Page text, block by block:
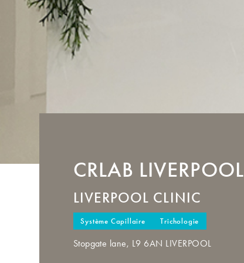
CRLAB LIVERPOOL
LIVERPOOL CLINIC
Système Capillaire Trichologie
Stopgate lane, L9 6AN LIVERPOOL